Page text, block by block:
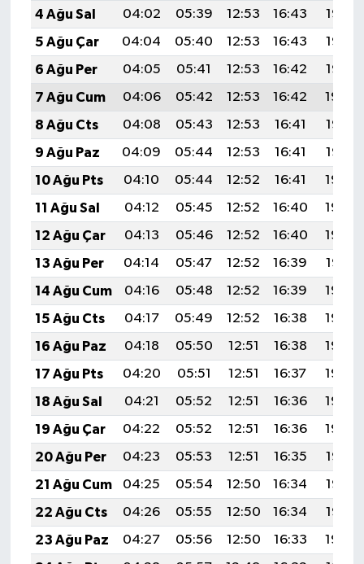
4 Ağu Sal
04:02 05:39 12:53 16:43
19:57
5 Ağu Çar
04:04 05:40 12:53 16:43
19:56
6 Ağu Per
04:05 05:41 12:53 16:42
19:55
7 Ağu Cum
04:06 05:42 12:53 16:42
19:54
8 Ağu Cts
04:08 05:43 12:53 16:41
19:53
9 Ağu Paz
04:09 05:44 12:53 16:41
19:52
10 Ağu Pts
04:10 05:44 12:52 16:41
19:50
11 Ağu Sal
04:12 05:45 12:52 16:40
19:49
12 Ağu Çar
04:13 05:46 12:52 16:40
19:48
13 Ağu Per
04:14 05:47 12:52 16:39
19:47
14 Ağu Cum
04:16 05:48 12:52 16:39
19:46
15 Ağu Cts
04:17 05:49 12:52 16:38
19:44
16 Ağu Paz
04:18 05:50 12:51 16:38
19:43
17 Ağu Pts
04:20 05:51 12:51 16:37
19:42
18 Ağu Sal
04:21 05:52 12:51 16:36
19:40
19 Ağu Çar
04:22 05:52 12:51 16:36
19:39
20 Ağu Per
04:23 05:53 12:51 16:35
19:38
21 Ağu Cum
04:25 05:54 12:50 16:34
19:36
22 Ağu Cts
04:26 05:55 12:50 16:34
19:35
23 Ağu Paz
04:27 05:56 12:50 16:33
19:34